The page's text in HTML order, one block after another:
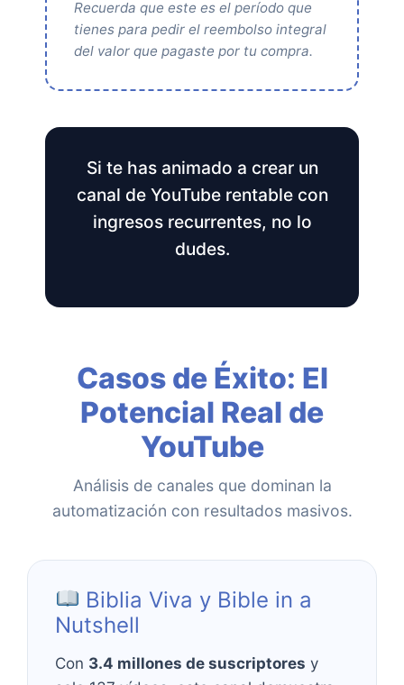
Recuerda que este es el período que
tienes para pedir el reembolso integral
del valor que pagaste por tu compra.
Si te has animado a crear un
canal de YouTube rentable con
ingresos recurrentes, no lo
dudes.
Casos de Éxito: El
Potencial Real de
YouTube
Análisis de canales que dominan la
automatización con resultados masivos.
Biblia Viva y Bible in a
Nutshell
Con 3.4 millones de suscriptores y